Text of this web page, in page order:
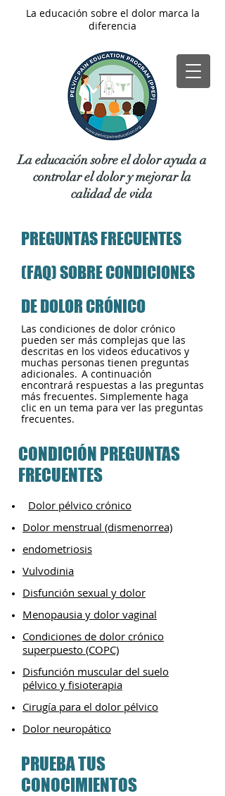
La educación sobre el dolor ayuda a
controlar el dolor y mejorar la
calidad de vida
La educación sobre el dolor marca la
diferencia
PREGUNTAS FRECUENTES
(FAQ) SOBRE CONDICIONES
DE DOLOR CRÓNICO
Las condiciones de dolor crónico
pueden ser más complejas que las
descritas en los videos educativos y
muchas personas tienen preguntas
adicionales. A continuación
encontrará respuestas a las preguntas
más frecuentes. Simplemente haga
clic en un tema para ver las preguntas
frecuentes.
CONDICIÓN PREGUNTAS
FRECUENTES
Dolor pélvico crónico
Dolor menstrual (dismenorrea)
endometriosis
Vulvodinia
Disfunción sexual y dolor
Menopausia y dolor vaginal
Condiciones de dolor crónico
superpuesto (COPC)
Disfunción muscular del suelo
pélvico y fisioterapia
Cirugía para el dolor pélvico
Dolor neuropático
PRUEBA TUS
CONOCIMIENTOS